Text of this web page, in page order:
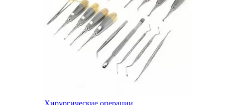
Хирургические операции